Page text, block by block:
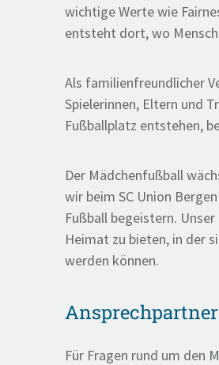
wichtige Werte wie
entsteht dort, wo
Als familienfreundlicher
Spielerinnen, Eltern und
Fußballplatz entstehen,
Der Mädchenfußball
wir beim SC Union
Fußball begeistern.
Heimat zu bieten, in der
werden können.
Für Fragen rund um den